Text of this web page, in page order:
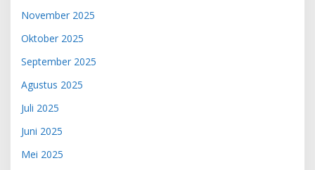
November 2025
Oktober 2025
September 2025
Agustus 2025
Juli 2025
Juni 2025
Mei 2025